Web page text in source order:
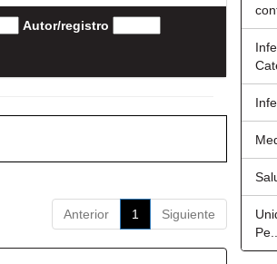
Autor/registro
Anterior 1 Siguiente
Pe...